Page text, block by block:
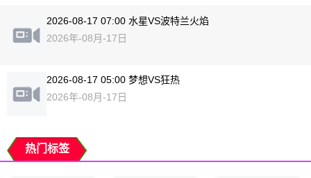
2026-08-17 07:00 水星VS波特兰火焰
2026年-08月-17日
2026-08-17 05:00 梦想VS狂热
2026年-08月-17日
热门标签